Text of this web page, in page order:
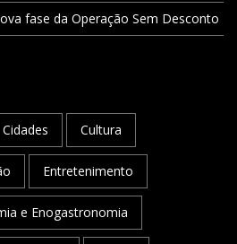
fase da Operação Sem Desconto
Cidades Cultura
Entretenimento
e Enogastronomia